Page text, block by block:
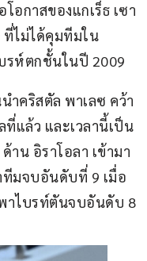
อกาสของแกเร็ธ เซา
ไม่ได้คุมทีมใน
รห์ตกชั้นในปี 2009
ำคริสตัล พาเลซ คว้า
แล้ว และเวลานี้เป็น
าน อิราโอลา เข้ามา
มจบอันดับที่ 9 เมื่อ
าไบรท์ตันจบอันดับ 8